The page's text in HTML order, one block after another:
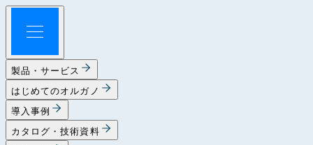
製品・サービス
はじめてのオルガノ
導入事例
カタログ・技術資料